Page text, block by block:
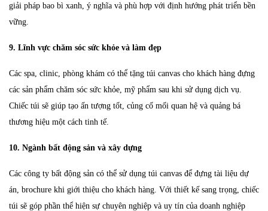
giải pháp bao bì xanh, ý nghĩa và phù hợp với định hướng phát triển bền
vững.
9. Lĩnh vực chăm sóc sức khỏe và làm đẹp
Các spa, clinic, phòng khám có thể tặng túi canvas cho khách hàng đựng
các sản phẩm chăm sóc sức khỏe, mỹ phẩm sau khi sử dụng dịch vụ.
Chiếc túi sẽ giúp tạo ấn tượng tốt, củng cố mối quan hệ và quảng bá
thương hiệu một cách tinh tế.
10. Ngành bất động sản và xây dựng
Các công ty bất động sản có thể sử dụng túi canvas để đựng tài liệu dự
án, brochure khi giới thiệu cho khách hàng. Với thiết kế sang trọng, chiếc
túi sẽ góp phần thể hiện sự chuyên nghiệp và uy tín của doanh nghiệp